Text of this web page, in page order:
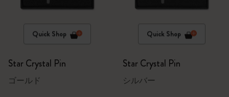
Quick Shop
Star Crystal Pin
ゴールド
Quick Shop
Star Crystal Pin
シルバー